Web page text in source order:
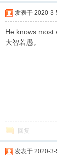
发表于 2020-3-
He knows most
大智若愚。
回复
发表于 2020-3-